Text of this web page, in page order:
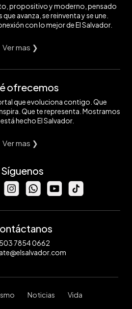
propositivo y moderno, pensado
avanza, se reinventa y se une.
con lo mejor de El Salvador.
Ver mas ❯
ofrecemos
que evoluciona contigo. Que
Que te representa. Mostramos
hecho El Salvador.
Ver mas ❯
Síguenos
7854 0662
Noticias Vida